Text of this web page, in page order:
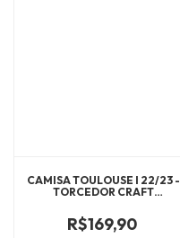
CAMISA TOULOUSE I 22/23 -
TORCEDOR CRAFT
DETALHES EM ROXO
R$169,90